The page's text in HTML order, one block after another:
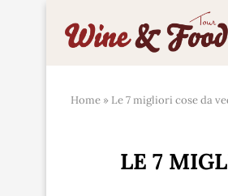
Home » Le 7 migliori cose da
LE 7